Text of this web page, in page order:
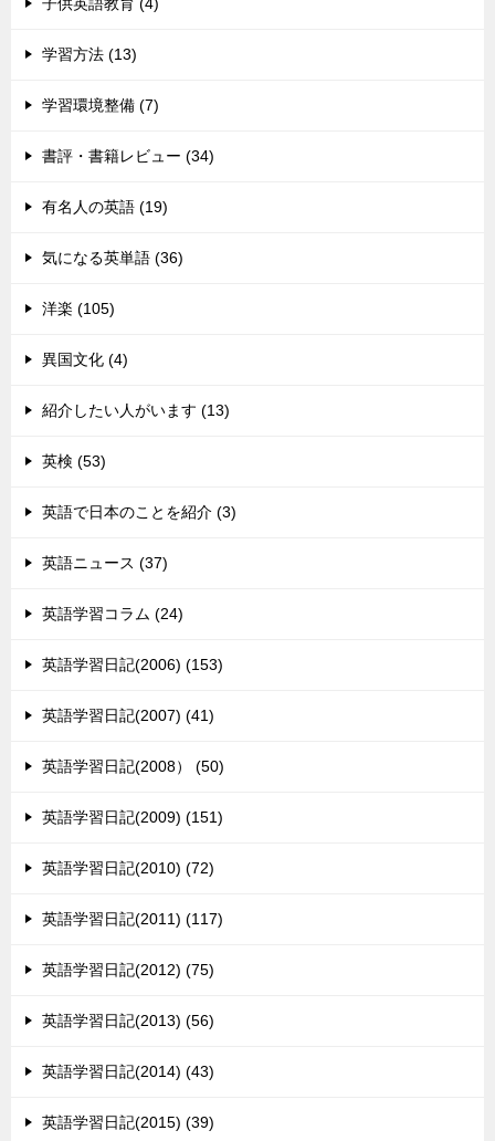
学習方法 (13)
学習環境整備 (7)
書評・書籍レビュー (34)
有名人の英語 (19)
気になる英単語 (36)
洋楽 (105)
異国文化 (4)
紹介したい人がいます (13)
英検 (53)
英語で日本のことを紹介 (3)
英語ニュース (37)
英語学習コラム (24)
英語学習日記(2006) (153)
英語学習日記(2007) (41)
英語学習日記(2008） (50)
英語学習日記(2009) (151)
英語学習日記(2010) (72)
英語学習日記(2011) (117)
英語学習日記(2012) (75)
英語学習日記(2013) (56)
英語学習日記(2014) (43)
英語学習日記(2015) (39)